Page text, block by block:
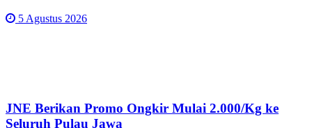
5 Agustus 2026
JNE Berikan Promo Ongkir Mulai 2.000/Kg ke
Seluruh Pulau Jawa